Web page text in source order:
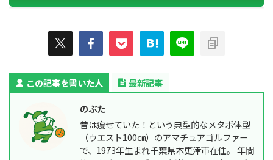
この記事を書いた人
最新記事
のぶた
昔は痩せていた！という典型的なメタボ体型
（ウエスト100㎝）のアマチュアゴルファー
で、1973年生まれ千葉県木更津市在住。 年間